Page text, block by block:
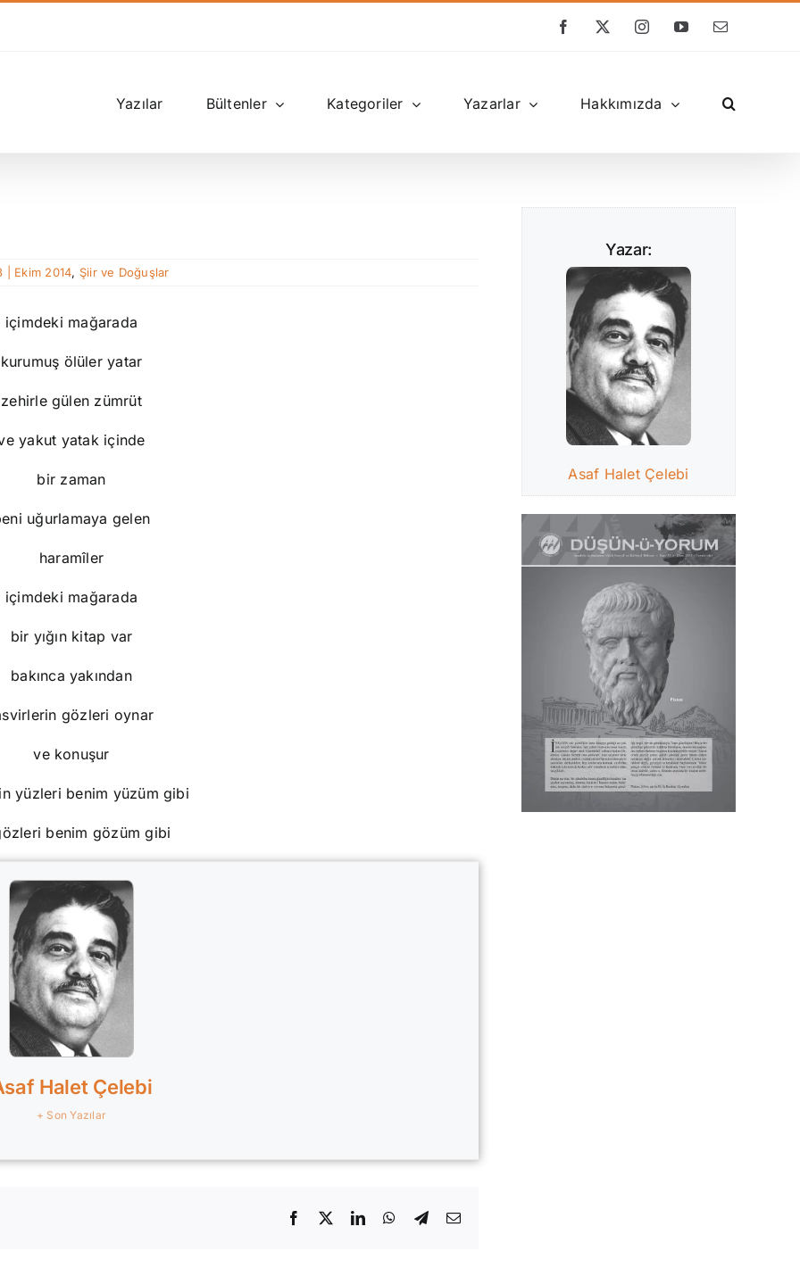
Facebook
X InstagramYouTube
E-
Yazılar Bültenler Kategoriler Yazarlar Hakkımızda
| Ekim 2014, Şiir ve Doğuşlar
içimdeki mağarada
kurumuş ölüler yatar
zehirle gülen zümrüt
yakut yatak içinde
bir zaman
uğurlamaya gelen
haramîler
içimdeki mağarada
bir yığın kitap var
bakınca yakından
gözleri oynar
ve konuşur
yüzleri benim yüzüm gibi
benim gözüm gibi
Halet Çelebi
+ Son Yazılar
Facebook LinkedInWhatsApp
Telegram
E-
Yazar:
Asaf Halet Çelebi